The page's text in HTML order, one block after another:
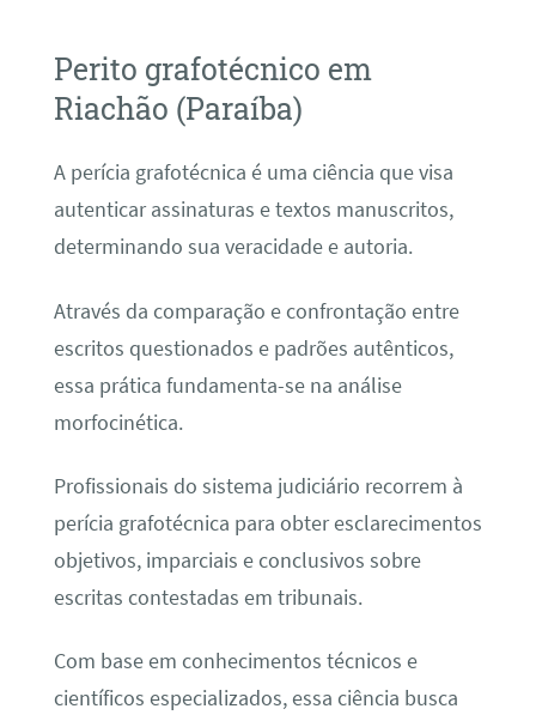
Perito grafotécnico em
Riachão (Paraíba)
A perícia grafotécnica é uma ciência que visa
autenticar assinaturas e textos manuscritos,
determinando sua veracidade e autoria.
Através da comparação e confrontação entre
escritos questionados e padrões autênticos,
essa prática fundamenta-se na análise
morfocinética.
Profissionais do sistema judiciário recorrem à
perícia grafotécnica para obter esclarecimentos
objetivos, imparciais e conclusivos sobre
escritas contestadas em tribunais.
Com base em conhecimentos técnicos e
científicos especializados, essa ciência busca